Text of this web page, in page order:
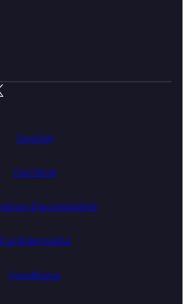
Soutien
Carrières
d’accessibilité
Confidentialité
Conditions